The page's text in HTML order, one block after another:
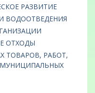
РАЗВИТИЕ
ВОДООТВЕДЕНИЯ
ОТХОДЫ
ТОВАРОВ, РАБОТ,
МУНИЦИПАЛЬНЫХ